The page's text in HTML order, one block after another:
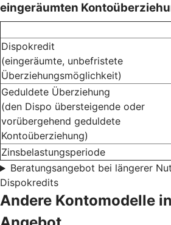
eingeräumten
Dispokredit
(eingeräumte, unbefristete
Überziehungsmöglichkeit)
Geduldete Überziehung
(den Dispo übersteigende oder
vorübergehend geduldete
Kontoüberziehung)
Zinsbelastungsperiode
Beratungsangebot bei längerer
Dispokredits
Andere Kontomodelle